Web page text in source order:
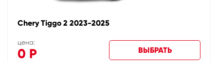
Chery Tiggo 2 2023-2025
цена:
0 Р ВЫБРАТЬ